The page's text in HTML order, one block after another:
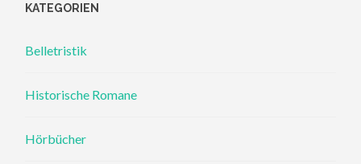
KATEGORIEN
Belletristik
Historische Romane
Hörbücher